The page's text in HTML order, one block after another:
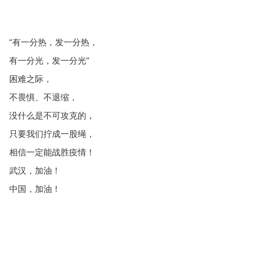
“有一分热，发一分热，
有一分光，发一分光"
困难之际，
不畏惧、不退缩，
没什么是不可攻克的，
只要我们拧成一股绳，
相信一定能战胜疫情！
武汉，加油！
中国，加油！